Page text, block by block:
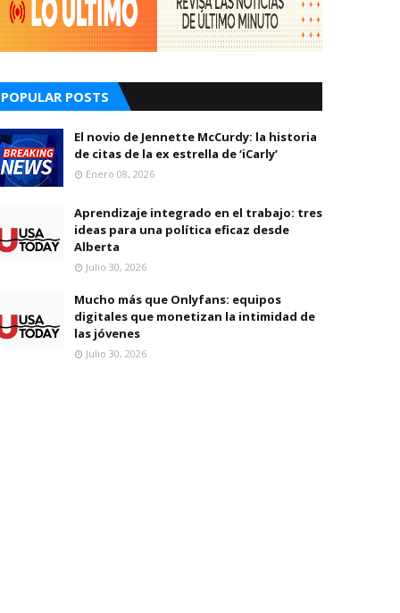
POPULAR POSTS
El novio de Jennette McCurdy: la historia
de citas de la ex estrella de ‘iCarly’
Enero 08, 2026
Aprendizaje integrado en el trabajo: tres
ideas para una política eficaz desde
Alberta
Julio 30, 2026
Mucho más que Onlyfans: equipos
digitales que monetizan la intimidad de
las jóvenes
Julio 30, 2026